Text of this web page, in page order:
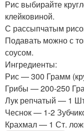
Рис выбирайте
клейковиной.
С рассыпчатым
Подавать можно с
соусом.
Ингредиенты:
Рис — 300 Грамм
Грибы — 200-250
Лук репчатый — 1
Чеснок — 1-2
Крахмал — 1 Ст.